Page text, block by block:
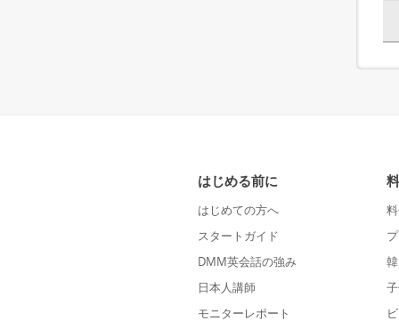
はじめる前に
はじめての方へ
スタートガイド
DMM英会話の強み
日本人講師
モニターレポート